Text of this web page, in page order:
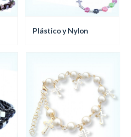
Plástico y Nylon